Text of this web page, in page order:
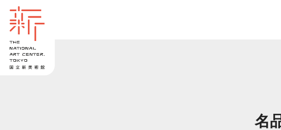
名